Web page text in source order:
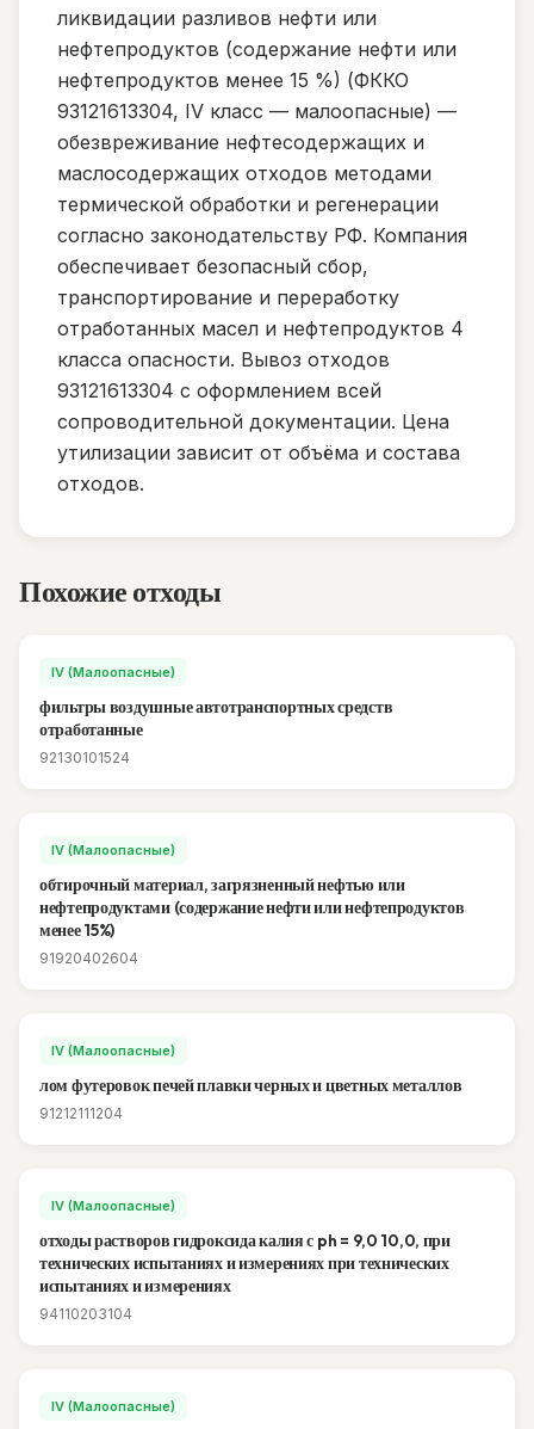
ликвидации разливов нефти или
нефтепродуктов (содержание нефти или
нефтепродуктов менее 15 %) (ФККО
93121613304, IV класс — малоопасные) —
обезвреживание нефтесодержащих и
маслосодержащих отходов методами
термической обработки и регенерации
согласно законодательству РФ. Компания
обеспечивает безопасный сбор,
транспортирование и переработку
отработанных масел и нефтепродуктов 4
класса опасности. Вывоз отходов
93121613304 с оформлением всей
сопроводительной документации. Цена
утилизации зависит от объёма и состава
отходов.
Похожие отходы
IV (Малоопасные)
фильтры воздушные автотранспортных средств
отработанные
92130101524
IV (Малоопасные)
обтирочный материал, загрязненный нефтью или
нефтепродуктами (содержание нефти или нефтепродуктов
менее 15%)
91920402604
IV (Малоопасные)
лом футеровок печей плавки черных и цветных металлов
91212111204
IV (Малоопасные)
отходы растворов гидроксида калия с ph = 9,0 10,0, при
технических испытаниях и измерениях при технических
испытаниях и измерениях
94110203104
IV (Малоопасные)